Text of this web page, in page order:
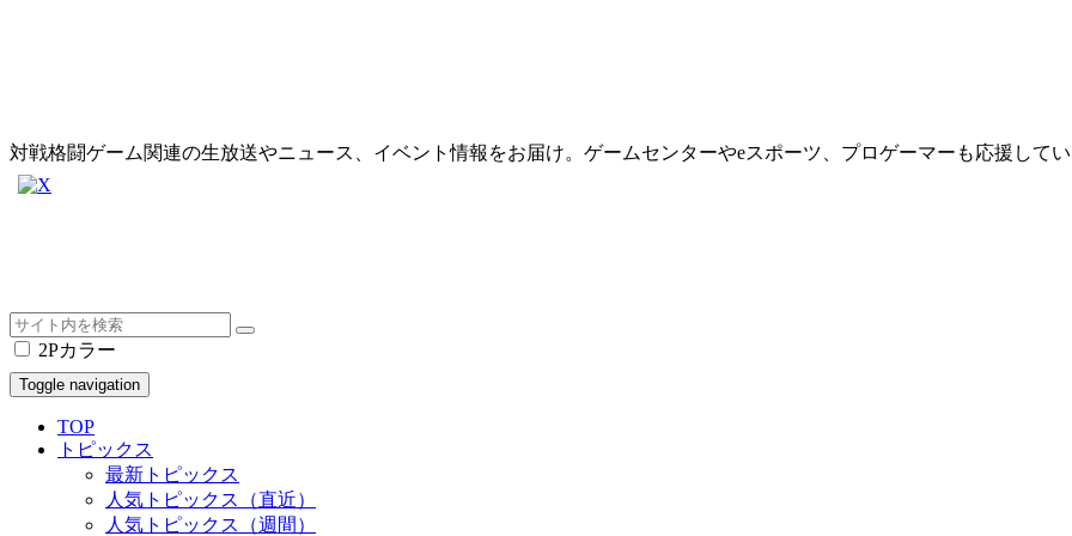
対戦格闘ゲーム関連の生放送やニュース、イベント情報をお届け。ゲームセンターやeスポーツ、プロゲーマーも応援して
2Pカラー
Toggle navigation
TOP
トピックス
最新トピックス
人気トピックス（直近）
人気トピックス（週間）